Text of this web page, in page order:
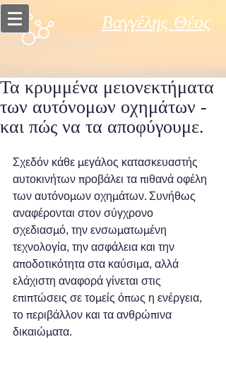
Βαγγέλης Θέος
Τα κρυμμένα μειονεκτήματα
των αυτόνομων οχημάτων -
και πώς να τα αποφύγουμε.
Σχεδόν κάθε μεγάλος κατασκευαστής
αυτοκινήτων προβάλει τα πιθανά οφέλη
των αυτόνομων οχημάτων. Συνήθως
αναφέρονται στον σύγχρονο
σχεδιασμό, την ενσωματωμένη
τεχνολογία, την ασφάλεια και την
αποδοτικότητα στα καύσιμα, αλλά
ελάχιστη αναφορά γίνεται στις
επιπτώσεις σε τομείς όπως η ενέργεια,
το περιβάλλον και τα ανθρώπινα
δικαιώματα.